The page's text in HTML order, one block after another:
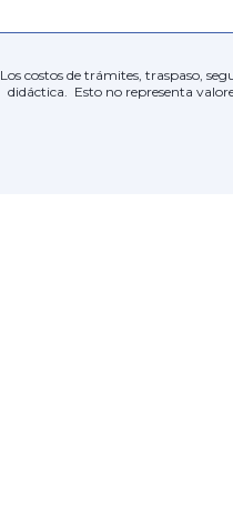
Los costos de trámites, traspaso,
didáctica. Esto no representa